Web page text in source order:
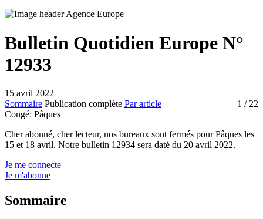
Bulletin Quotidien Europe N°
12933
15 avril 2022
Sommaire Publication complète Par article 1 / 22
Congé: Pâques
Cher abonné, cher lecteur, nos bureaux sont fermés pour Pâques les
15 et 18 avril. Notre bulletin 12934 sera daté du 20 avril 2022.
Je me connecte
Je m'abonne
Sommaire